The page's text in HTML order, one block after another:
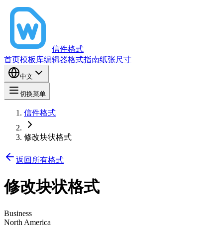
信件格式
首页模板库编辑器格式指南纸张尺寸
中文
切换菜单
信件格式
修改块状格式
返回所有格式
修改块状格式
Business
North America